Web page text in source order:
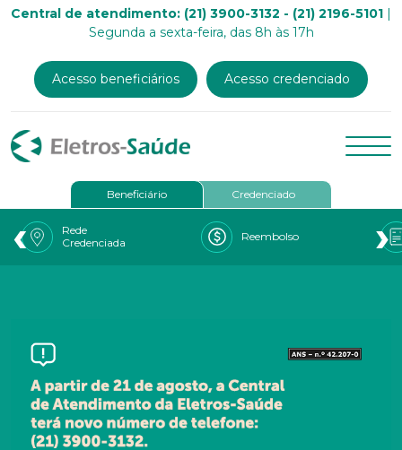
Central de atendimento: (21) 3900-3132 - (21) 2196-5101 |
Segunda a sexta-feira, das 8h às 17h
Acesso beneficiários Acesso credenciado
Beneficiário Credenciado
Rede
Credenciada
Reembolso
‹ ›